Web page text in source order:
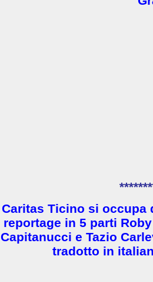
Caritas Ticino si occupa
reportage in 5 parti
Capitanucci e Tazio
tradotto in